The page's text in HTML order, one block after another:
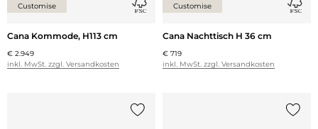
Customise
Cana Kommode, H113 cm
€ 2.949
inkl. MwSt. zzgl. Versandkosten
Customise
Cana Nachttisch H 36 cm
€ 719
inkl. MwSt. zzgl. Versandkosten